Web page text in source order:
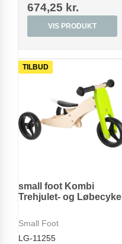
674,25 kr.
VIS PRODUKT
TILBUD
small foot Kombi
Trehjulet- og Løbecykel
Small Foot
LG-11255